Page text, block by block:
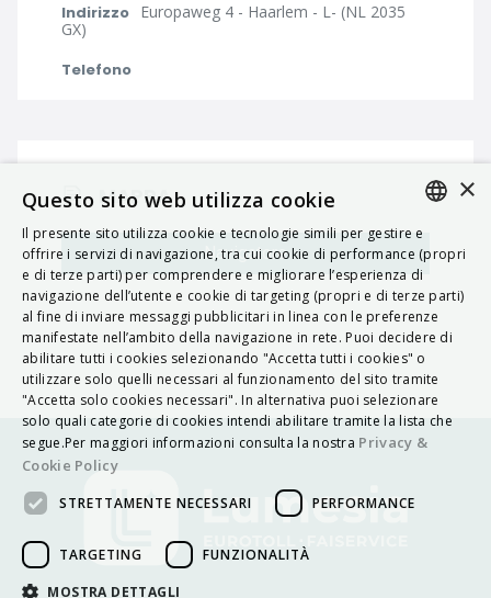
Indirizzo Europaweg 4 - Haarlem - L- (NL 2035
GX)
Telefono
MAPPA
Navigatore ITALIAN
ENGLISH
FRENCH
HUNGARIAN
DEUTSCH
POLSKI
PORTUGUÊS
×
Questo sito web utilizza cookie
Il presente sito utilizza cookie e tecnologie simili per gestire e
offrire i servizi di navigazione, tra cui cookie di performance (propri
e di terze parti) per comprendere e migliorare l’esperienza di
navigazione dell’utente e cookie di targeting (propri e di terze parti)
al fine di inviare messaggi pubblicitari in linea con le preferenze
manifestate nell’ambito della navigazione in rete. Puoi decidere di
abilitare tutti i cookies selezionando "Accetta tutti i cookies" o
utilizzare solo quelli necessari al funzionamento del sito tramite
"Accetta solo cookies necessari". In alternativa puoi selezionare
solo quali categorie di cookies intendi abilitare tramite la lista che
segue.Per maggiori informazioni consulta la nostra Privacy &
Cookie Policy
STRETTAMENTE NECESSARI PERFORMANCE
TARGETING FUNZIONALITÀ
MOSTRA DETTAGLI